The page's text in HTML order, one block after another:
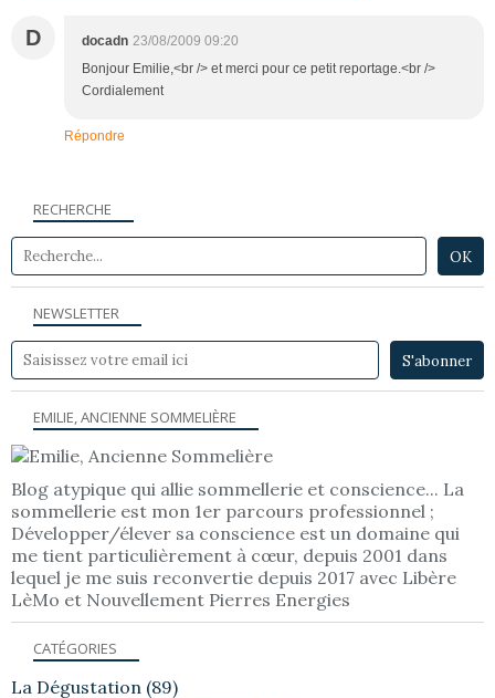
D docadn 23/08/2009 09:20
Bonjour Emilie,<br /> et merci pour ce petit reportage.<br />
Cordialement
Répondre
NEWSLETTER
RECHERCHE
EMILIE, ANCIENNE SOMMELIÈRE
Blog atypique qui allie sommellerie et conscience... La
sommellerie est mon 1er parcours professionnel ;
Développer/élever sa conscience est un domaine qui
me tient particulièrement à cœur, depuis 2001 dans
lequel je me suis reconvertie depuis 2017 avec Libère
LèMo et Nouvellement Pierres Energies
CATÉGORIES
La Dégustation (89)